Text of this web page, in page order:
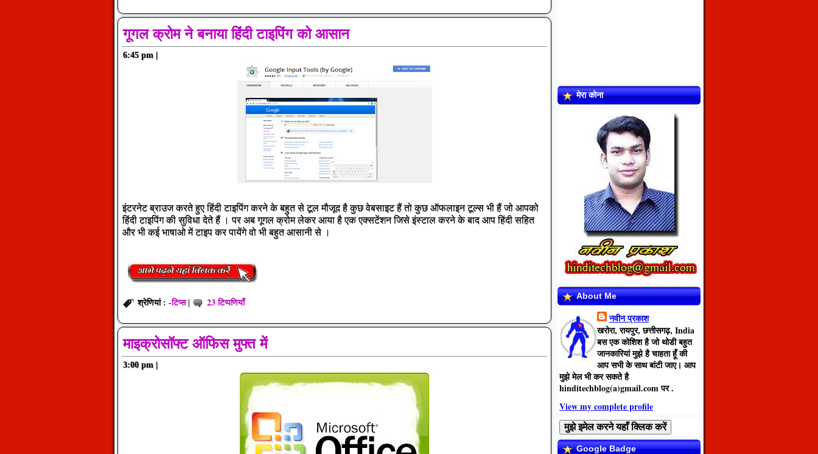
गूगल क्रोम ने बनाया हिंदी टाइपिंग को आसान
6:45 pm |
इंटरनेट ब्राउज करते हुए हिंदी टाइपिंग करने के बहुत से टूल मौजूद है कुछ वेबसाइट हैं तो कुछ ऑफलाइन टूल्स भी हैं जो आपको
हिंदी टाइपिंग की सुविधा देते हैं । पर अब गूगल क्रोम लेकर आया है एक एक्सटेंशन जिसे इंस्टाल करने के बाद आप हिंदी सहित
और भी कई भाषाओ में टाइप कर पायेंगे वो भी बहुत आसानी से ।
श्रेणियां : -टिप्स| 23 टिप्पणियाँ
माइक्रोसॉफ्ट ऑफिस मुफ्त में
3:00 pm |
मेरा कोना
About Me
नवीन प्रकाश
खरोरा, रायपुर, छत्तीसगढ़, India
बस एक कोशिश है जो थोडी बहुत
जानकारियां मुझे है चाहता हूँ की
आप सभी के साथ बांटी जाए। आप
मुझे मेल भी कर सकते है
hinditechblog(a)gmail.comपर .
View my complete profile
Google Badge